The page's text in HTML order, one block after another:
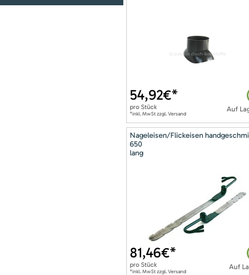
Auf
54,92€*
pro Stück
*inkl. MwSt zzgl. Versand
Nageleisen/Flickeisen
650
lang
Auf
81,46€*
pro Stück
*inkl. MwSt zzgl. Versand